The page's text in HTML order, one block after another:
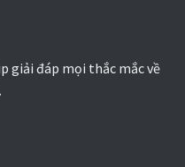
giải đáp mọi thắc mắc về